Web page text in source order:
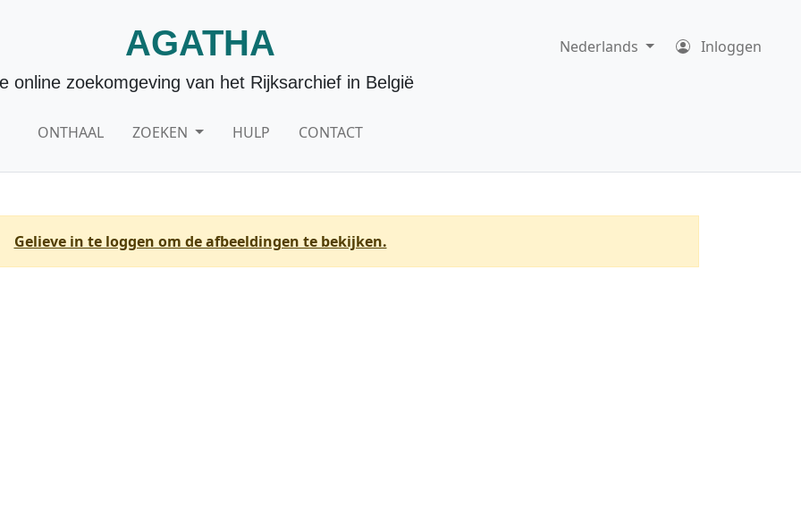
AGATHA
online zoekomgeving van het Rijksarchief in België
ONTHAAL ZOEKEN HULP CONTACT
Nederlands Inloggen
Gelieve in te loggen om de afbeeldingen te bekijken.